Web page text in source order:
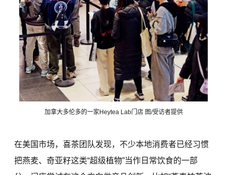
加拿大多伦多的一家Heytea Lab门店 图/受访者提供
在美国市场，喜茶团队发现，不少本地消费者已经习惯
把燕麦、奇亚籽这类“超级植物”当作日常饮食的一部